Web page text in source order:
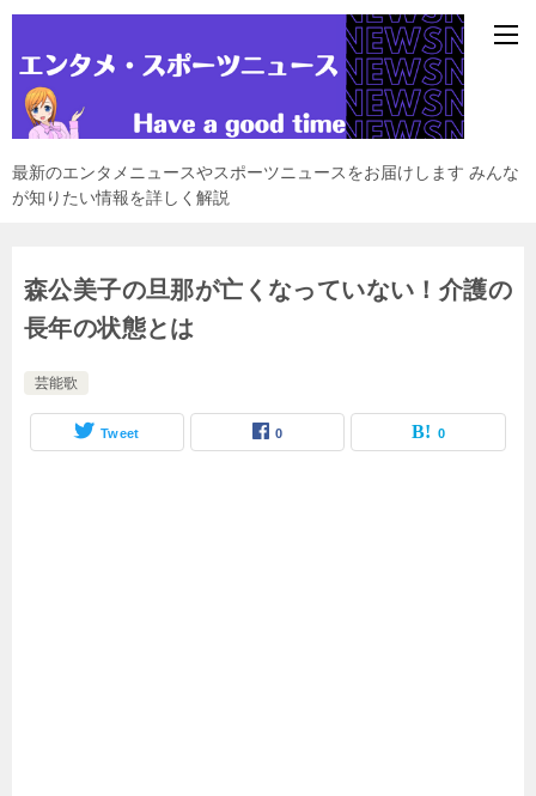
最新のエンタメニュースやスポーツニュースをお届けします みんな
が知りたい情報を詳しく解説
森公美子の旦那が亡くなっていない！介護の
長年の状態とは
芸能歌
Tweet 0 0